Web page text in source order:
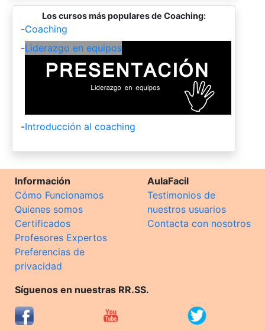
Los cursos más populares de Coaching:
-Coaching
-Liderazgo en equipos
-Introducción al coaching
Información
Cómo Funcionamos
Quienes somos
Certificados
Profesores Expertos
Preferencias de
privacidad
AulaFacil
Testimonios de
nuestros usuarios
Contacta con nosotros
Síguenos en nuestras RR.SS.